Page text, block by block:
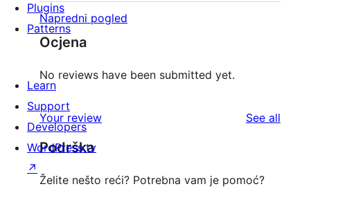
Napredni pogled
Ocjena
No reviews have been submitted yet.
Your review See all
Podrška
Želite nešto reći? Potrebna vam je pomoć?
Plugins
Patterns
Learn
Support
Developers
WordPress.tv
↗